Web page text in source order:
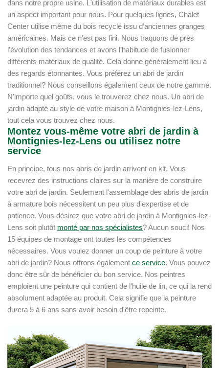
dans notre propre usine. L'utilisation de matériaux durables est
un aspect important pour nous. Pour quelques lignes, Chalet
Center utilise même du bois recyclé issu d’anciennes granges
américaines. Mais ce n'est pas fini. Nous traquons de près
l’évolution des tendances et avons l’habitude de fusionner
différents matériaux de qualité. Cela donne généralement lieu à
des regards étonnantes. Vous préférez un abri de jardin
traditionnel? Nous conseillons également ceux de notre gamme.
N'importe quel goûts, vous le trouverez chez nous. Un abri de
jardin adapté au style de votre maison à Montignies-lez-Lens,
tout cela vous trouvez chez nous.
Montez vous-même votre abri de jardin à
Montignies-lez-Lens ou utilisez notre
service
En principe, tous nos abris de jardin arrivent en kit. Vous
recevrez des instructions claires sur la manière de construire
votre abri de jardin. Seulement l'assemblage des abris de jardin
à armature bois nécessitent un peu plus d'expertise et de
patience. Vous désirez que votre abri de jardin à Montignies-lez-
Lens soit plutôt monté par nos spécialistes? Aucun souci! Nos
15 équipes de montage ont toutes les compétences
nécessaires. Vous voulez donner un coup de peinture à votre
abri de jardin? Nous offrons également ce service. Vous pouvez
donc être sûr de bénéficier du bon service. Nos peintres
emploient une peinture qui contient de l'huile de lin, ce qui la rend
absolument adaptée au produit. Cela signifie que la peinture
durera 5 à 6 ans sans avoir besoin d'être repeinte.